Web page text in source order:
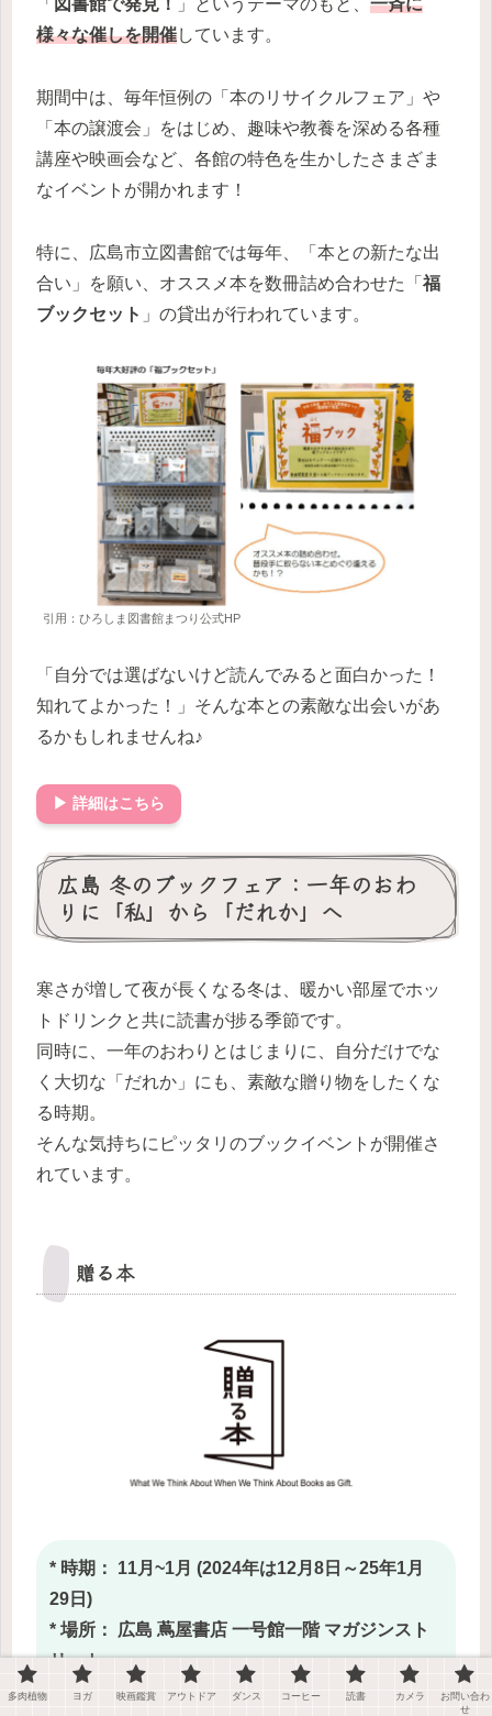
「 図書館で発見！ 」というテーマのもと、 一斉に
様々な催しを開催しています。
期間中は、毎年恒例の「本のリサイクルフェア」や
「本の譲渡会」をはじめ、趣味や教養を深める各種
講座や映画会など、各館の特色を生かしたさまざま
なイベントが開かれます！
特に、広島市立図書館では毎年、「本との新たな出
合い」を願い、オススメ本を数冊詰め合わせた「 福
ブックセット 」の貸出が行われています。
引用：ひろしま図書館まつり公式HP
「自分では選ばないけど読んでみると面白かった！
知れてよかった！」そんな本との素敵な出会いがあ
るかもしれませんね♪
▶ 詳細はこちら
広島 冬のブックフェア：一年のおわ
りに「私」から「だれか」へ
寒さが増して夜が長くなる冬は、暖かい部屋でホッ
トドリンクと共に読書が捗る季節です。
同時に、一年のおわりとはじまりに、自分だけでな
く大切な「だれか」にも、素敵な贈り物をしたくな
る時期。
そんな気持ちにピッタリのブックイベントが開催さ
れています。
贈る本
* 時期： 11月~1月 (2024年は12月8日～25年1月
29日)
* 場所： 広島 蔦屋書店 一号館一階 マガジンスト
リート
多肉植物 ヨガ 映画鑑賞 アウトドア ダンス コーヒー 読書 カメラ
お問い合わ
せ